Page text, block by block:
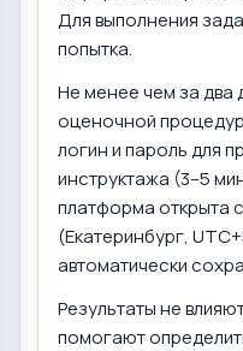
Для выполнения
попытка.
Не менее чем за два
оценочной
логин и пароль для
инструктажа (3–5
платформа открыта
(Екатеринбург,
автоматически
Результаты не
помогают